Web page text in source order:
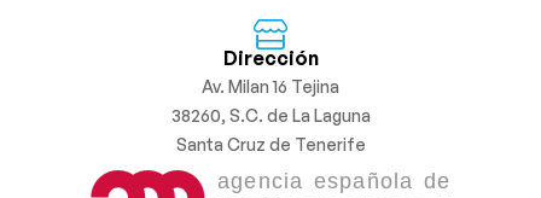
Dirección
Av. Milan 16 Tejina
38260, S.C. de La Laguna
Santa Cruz de Tenerife